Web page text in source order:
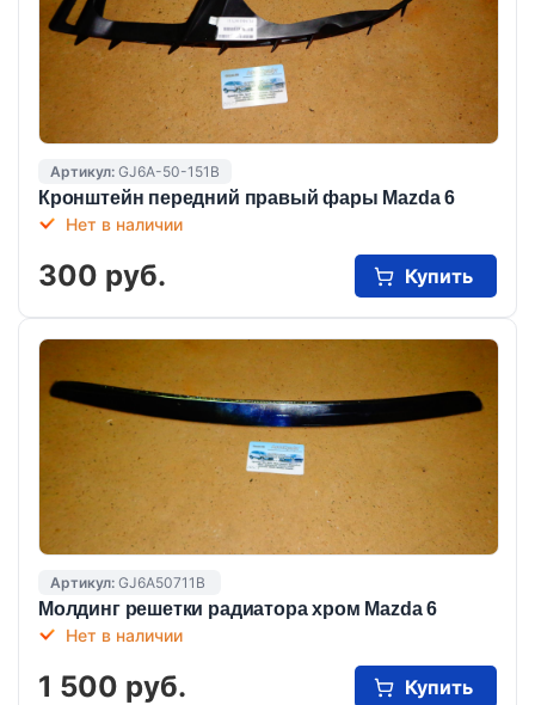
Артикул: GJ6A-50-151B
Кронштейн передний правый фары Mazda 6
Нет в наличии
300 руб. Купить
Артикул: GJ6A50711B
Молдинг решетки радиатора хром Mazda 6
Нет в наличии
1 500 руб. Купить